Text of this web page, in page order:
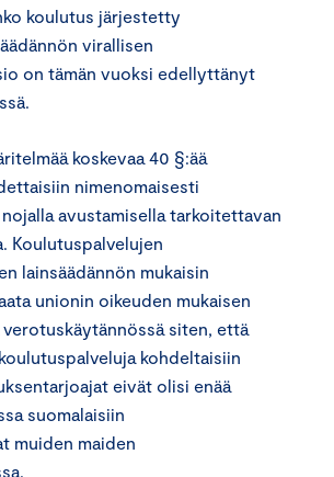
koulutus järjestetty
virallisen
on tämän vuoksi edellyttänyt
koskevaa 40 §:ää
nimenomaisesti
avustamisella tarkoitettavan
Koulutuspalvelujen
lainsäädännön mukaisin
unionin oikeuden mukaisen
siten, että
kohdeltaisiin
eivät olisi enää
suomalaisiin
muiden maiden